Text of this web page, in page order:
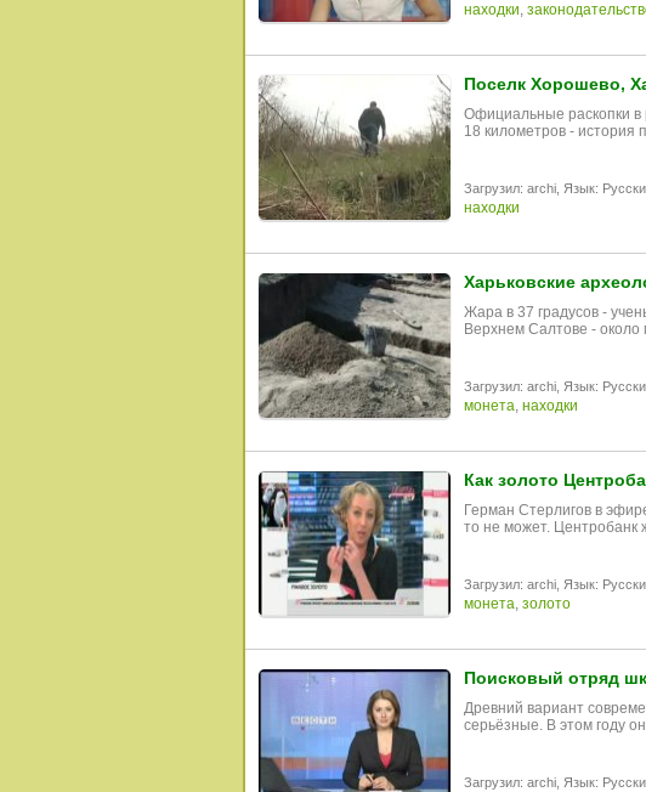
находки,
Поселк Хорошево,
Официальные раскопки в
18 километров - история
Загрузил: archi, Язык:
находки
Харьковские
Жара в 37 градусов -
Верхнем Салтове -
Загрузил: archi, Язык:
монета, находки
Как золото
Герман Стерлигов в
то не может. Центробанк
Загрузил: archi, Язык:
монета, золото
Поисковый отряд
Древний вариант
серьёзные. В этом году
Загрузил: archi, Язык: